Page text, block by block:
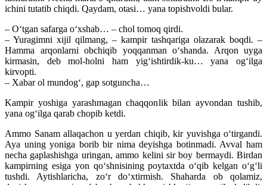
ichini tutatib chiqdi. Qaydam, otasi… yana topishvoldi bular.
– O‘tgan safarga o‘xshab… – chol tomoq qirdi.
– Yuragimni xijil qilmang, – kampir tashqariga olazarak boqdi. –
Hamma arqonlarni obchiqib yoqqanman o‘shanda. Arqon uyga
kirmasin, deb mol-holni ham yig‘ishtirdik-ku… yana og‘ilga
kirvopti.
– Xabar ol mundog‘, gap sotguncha…
Kampir yoshiga yarashmagan chaqqonlik bilan ayvondan tushib,
yana og‘ilga qarab chopib ketdi.
Ammo Sanam allaqachon u yerdan chiqib, kir yuvishga o‘tirgandi.
Aya uning yoniga borib bir nima deyishga botinmadi. Avval ham
necha gaplashishga uringan, ammo kelini sir boy bermaydi. Birdan
kampirning esiga yon qo‘shnisining poytaxtda o‘qib kelgan o‘g‘li
tushdi. Aytishlaricha, zo‘r do‘xtirmish. Shaharda ob qolamiz,